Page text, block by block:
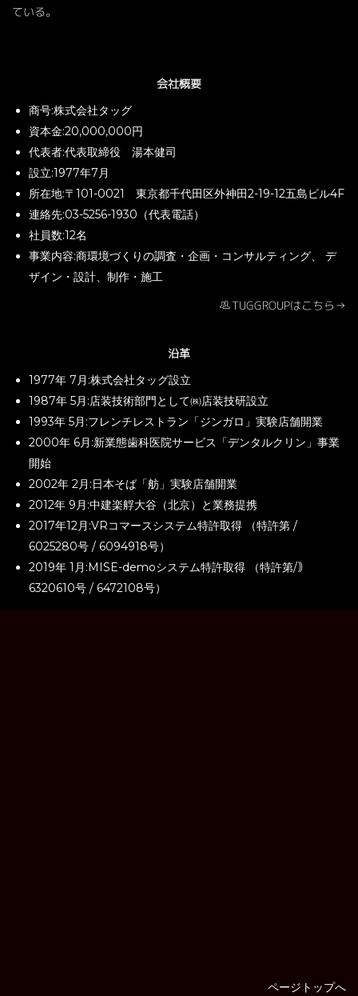
ている。
会社概要
商号:株式会社タッグ
資本金:20,000,000円
代表者:代表取締役 湯本健司
設立:1977年7月
所在地:〒101-0021 東京都千代田区外神田2-19-12五島ビル4F
連絡先:03-5256-1930（代表電話）
社員数:12名
事業内容:商環境づくりの調査・企画・コンサルティング、
デ
ザイン・設計、制作・施工
TUGGROUPはこちら→
沿革
1977年 7月:株式会社タッグ設立
1987年 5月:店装技術部門として㈱店装技研設立
1993年 5月:フレンチレストラン「ジンガロ」実験店舗開業
2000年 6月:新業態歯科医院サービス「デンタルクリン」事業
開始
2002年 2月:日本そば「舫」実験店舗開業
2012年 9月:中建楽艀大谷（北京）と業務提携
2017年12月:VRコマースシステム特許取得 （特許第 /
6025280号 / 6094918号）
2019年 1月:MISE-demoシステム特許取得 （特許第/｠
6320610号 / 6472108号）
ページトップへ